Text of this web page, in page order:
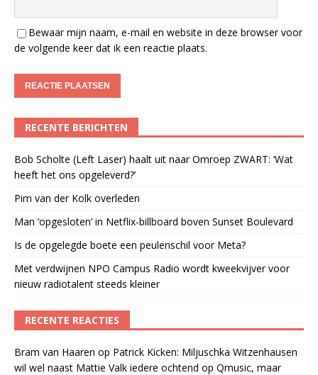
Bewaar mijn naam, e-mail en website in deze browser voor
de volgende keer dat ik een reactie plaats.
RECENTE BERICHTEN
Bob Scholte (Left Laser) haalt uit naar Omroep ZWART: ‘Wat
heeft het ons opgeleverd?’
Pim van der Kolk overleden
Man ‘opgesloten’ in Netflix-billboard boven Sunset Boulevard
Is de opgelegde boete een peulenschil voor Meta?
Met verdwijnen NPO Campus Radio wordt kweekvijver voor
nieuw radiotalent steeds kleiner
RECENTE REACTIES
Bram van Haaren op Patrick Kicken: Miljuschka Witzenhausen
wil wel naast Mattie Valk iedere ochtend op Qmusic, maar